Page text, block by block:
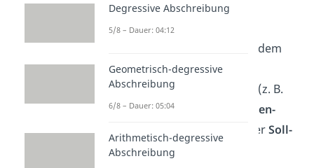
Rückstellungen
Machst du eine Buchung auf dem
Passivkonto, schreibst du es
umgekehrt auf: die
(z. B.
ein neuer Kredit) auf der
Haben-
auf derSoll-
Seite.
Degressive Abschreibung
5/8 – Dauer: 04:12
Geometrisch-degressive
Abschreibung
6/8 – Dauer: 05:04
Arithmetisch-degressive
Abschreibung